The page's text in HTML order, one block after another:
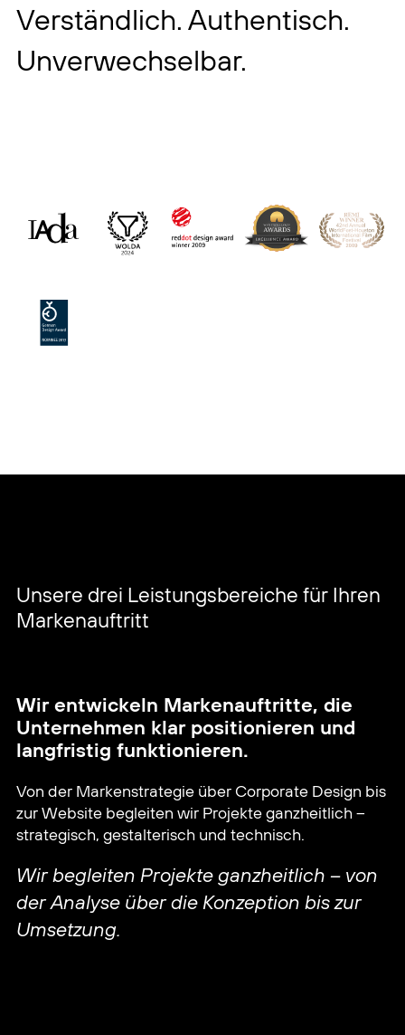
Verständlich. Authentisch.
Unverwechselbar.
Unsere drei Leistungsbereiche für Ihren
Markenauftritt
Wir entwickeln Markenauftritte, die
Unternehmen klar positionieren und
langfristig funktionieren.
Von der Markenstrategie über Corporate Design bis
zur Website begleiten wir Projekte ganzheitlich –
strategisch, gestalterisch und technisch.
Wir begleiten Projekte ganzheitlich – von
der Analyse über die Konzeption bis zur
Umsetzung.